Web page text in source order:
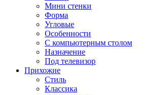
Мини стенки
Форма
Угловые
Особенности
С компьютерным столом
Назначение
Под телевизор
Прихожие
Стиль
Классика